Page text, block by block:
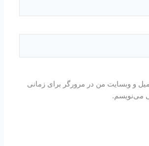
و وبسایت من در مرورگر برای زمانی
می‌نویسم.